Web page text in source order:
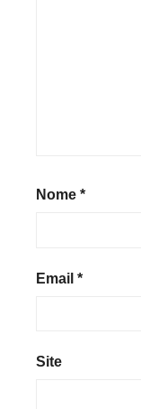
Nome *
Email *
Site